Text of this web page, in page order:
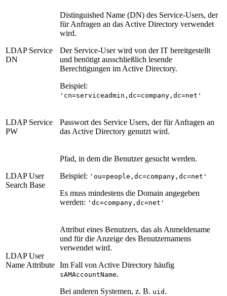
LDAP Service
DN
Distinguished Name (DN) des Service-Users, der
für Anfragen an das Active Directory verwendet
wird.
Der Service-User wird von der IT bereitgestellt
und benötigt ausschließlich lesende
Berechtigungen im Active Directory.
Beispiel:
'cn=serviceadmin,dc=company,dc=net'
LDAP Service
PW
Passwort des Service Users, der für Anfragen an
das Active Directory genutzt wird.
LDAP User
Search Base
Pfad, in dem die Benutzer gesucht werden.
Beispiel: 'ou=people,dc=company,dc=net'
Es muss mindestens die Domain angegeben
werden: 'dc=company,dc=net'
LDAP User
Name Attribute
Attribut eines Benutzers, das als Anmeldename
und für die Anzeige des Benutzernamens
verwendet wird.
Im Fall von Active Directory häufig
sAMAccountName.
Bei anderen Systemen, z. B. uid .